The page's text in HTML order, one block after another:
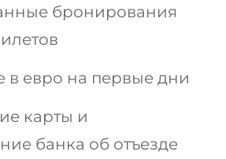
бронирования
в евро на первые дни
карты и
банка об отъезде